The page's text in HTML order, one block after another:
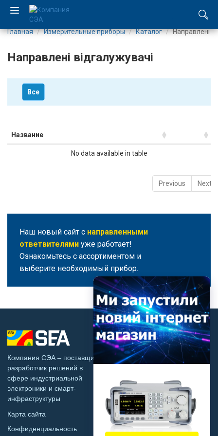
UA
Компания
Производство
Вход/
авторизация
Производители
Тех.
поддержка
Блог
Главная Измерительные приборы Каталог Направлені
Направлені відгалужувачі
Все
Название
No data available in table
Previous Next
Наш новый сайт с направленными
ответвителями уже работает!
Ознакомьтесь с ассортиментом и
выберите необходимый прибор.
Компания СЭА – поставщик и
разработчик решений в
сфере индустриальной
электроники и смарт-
инфраструктуры
О Компании
Вакансии
Контакты
Доставка
Карта сайта
Конфиденциальность
© 2003 - 2026 Компания СЭА
Украина, 02094, г.Киев, ул.